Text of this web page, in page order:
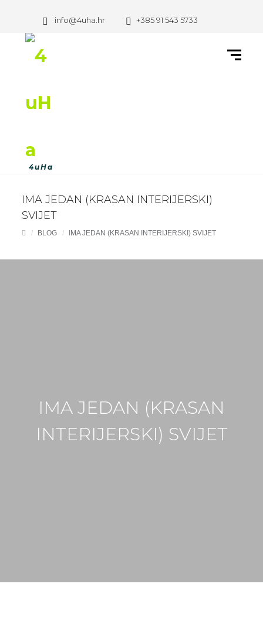
info@4uha.hr +385 91 543 5733
IMA JEDAN (KRASAN INTERIJERSKI)
SVIJET
BLOG IMA JEDAN (KRASAN INTERIJERSKI) SVIJET
IMA JEDAN (KRASAN
INTERIJERSKI) SVIJET